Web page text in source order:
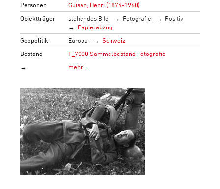
Personen
Guisan, Henri (1874-1960)
Objektträger
stehendes Bild Fotografie
Positiv
Papierabzug
Geopolitik
Europa
Schweiz
Bestand
F_7000 Sammelbestand Fotografie
→
mehr…